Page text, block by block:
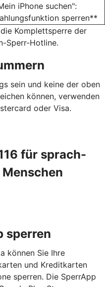
iPhone suchen":
sperren**
Komplettsperre der
Sperr-Hotline.
sein und keine der oben
können, verwenden
oder Visa.
für sprach-
sperren
können Sie Ihre
und Kreditkarten
sperren. Die SperrApp